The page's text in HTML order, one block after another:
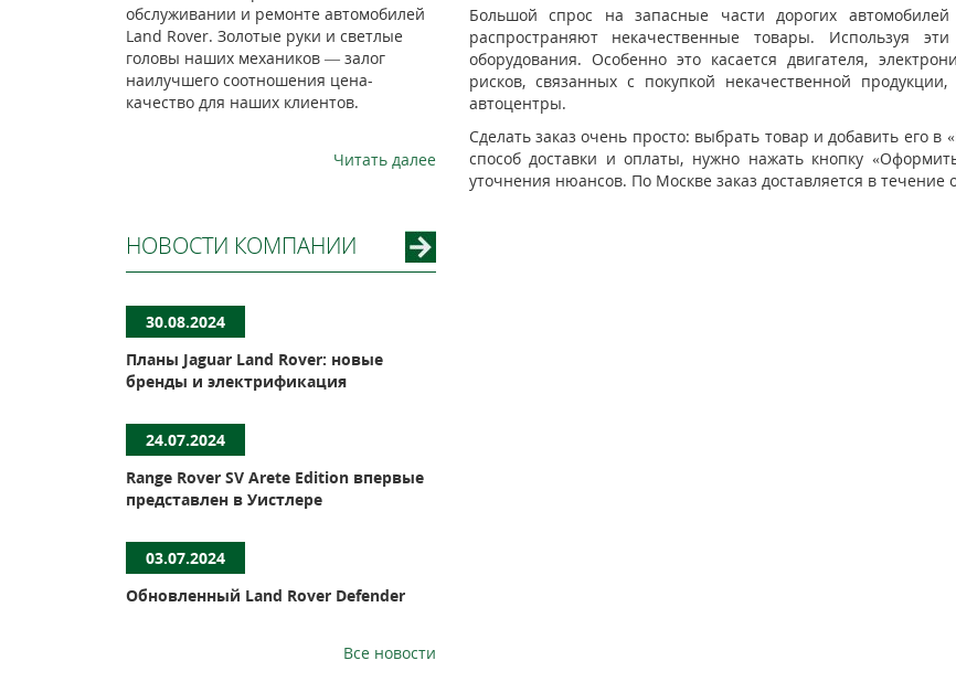
обслуживании и ремонте автомобилей
Land Rover. Золотые руки и светлые
головы наших механиков — залог
наилучшего соотношения цена-
качество для наших клиентов.
Читать далее
НОВОСТИ КОМПАНИИ
30.08.2024
Планы Jaguar Land Rover: новые
бренды и электрификация
24.07.2024
Range Rover SV Arete Edition впервые
представлен в Уистлере
03.07.2024
Обновленный Land Rover Defender
Все новости
Большой спрос на запасные части дорогих
распространяют некачественные товары. Используя
оборудования. Особенно это касается двигателя,
рисков, связанных с покупкой некачественной
автоцентры.
Сделать заказ очень просто: выбрать товар и добавить его
способ доставки и оплаты, нужно нажать кнопку
уточнения нюансов. По Москве заказ доставляется в течение